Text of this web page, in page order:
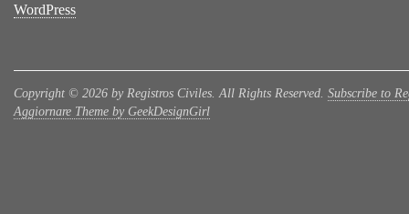
WordPress
Copyright © 2026 by Registros Civiles. All Rights Reserved. Subscribe to
Aggiornare Theme by GeekDesignGirl